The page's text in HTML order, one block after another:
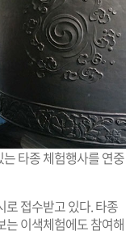
타종 체험행사를 연중
로 접수받고 있다. 타종
는 이색체험에도 참여해